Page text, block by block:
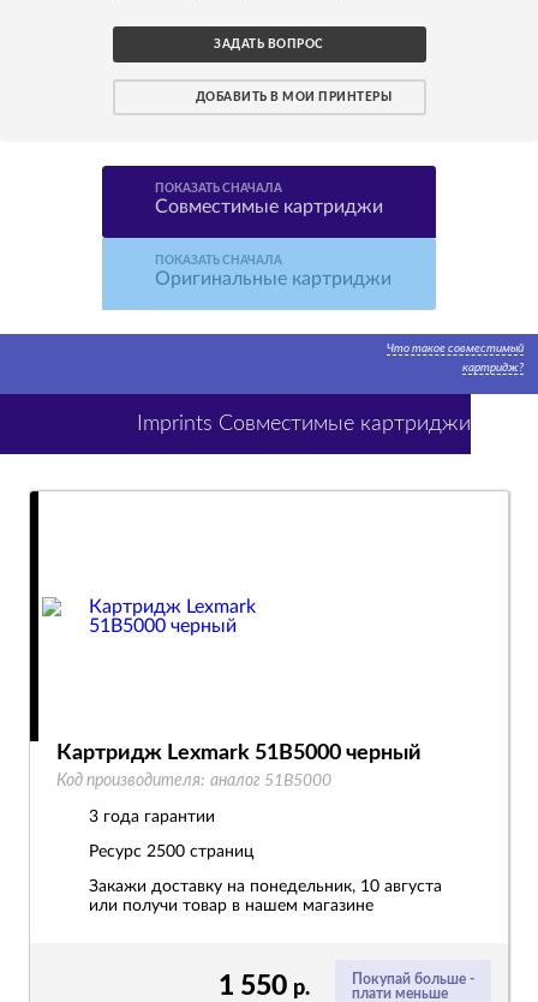
ЗАДАТЬ ВОПРОС
ДОБАВИТЬ В МОИ ПРИНТЕРЫ
ПОКАЗАТЬ СНАЧАЛА
Совместимые картриджи
ПОКАЗАТЬ СНАЧАЛА
Оригинальные картриджи
Что такое совместимый
картридж?
Imprints Совместимые картриджи
Покупай больше -
плати меньше
1 550 р.
Картридж Lexmark 51B5000 черный
Код производителя: аналог 51B5000
3 года гарантии
Ресурс 2500 страниц
Закажи доставку на понедельник, 10 августа
или получи товар в нашем магазине